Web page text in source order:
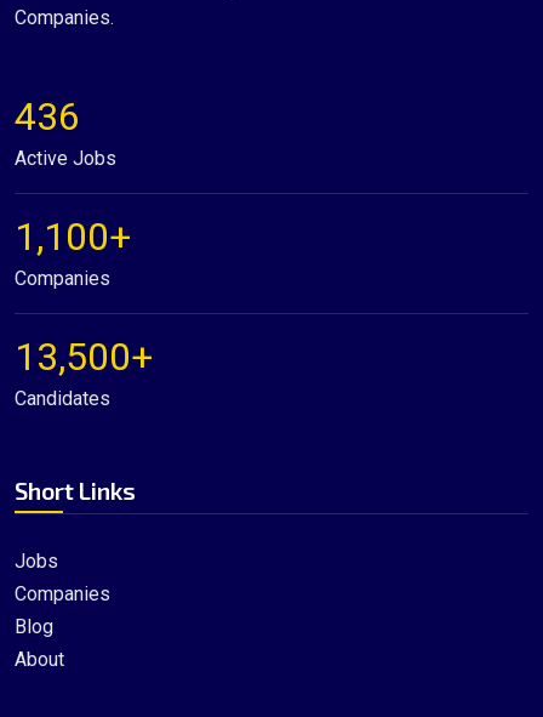
Companies.
Short Links
Jobs
Companies
Blog
About
436
Active Jobs
1,100+
Companies
13,500+
Candidates